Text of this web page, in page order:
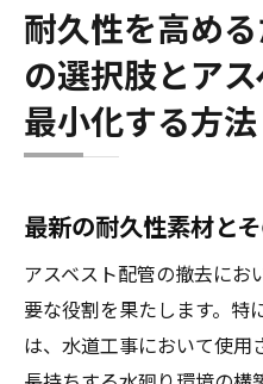
耐久性を高め
の選択肢とア
最小化する方法
最新の耐久性素材と
アスベスト配管の撤去にお
要な役割を果たします。特
は、水道工事において使用